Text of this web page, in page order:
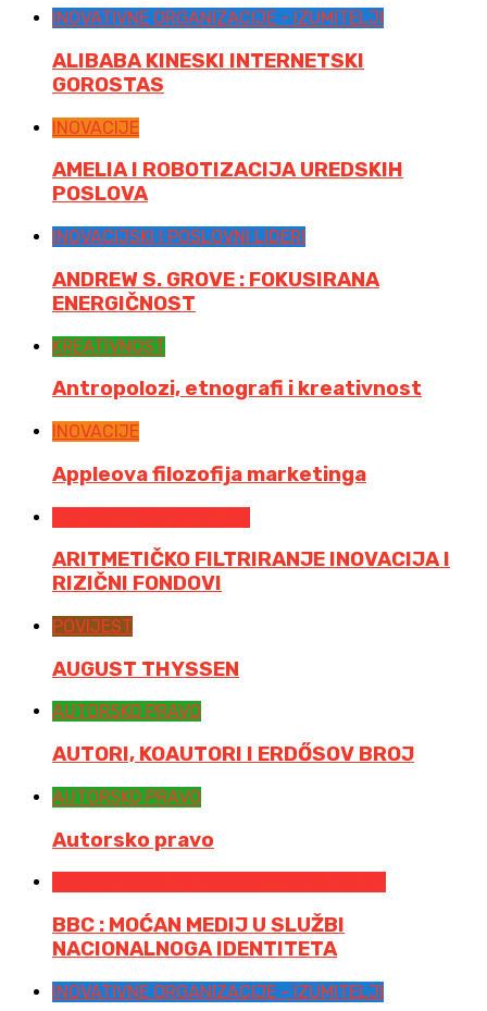
INOVATIVNE ORGANIZACIJE - IZUMITELJI
ALIBABA KINESKI INTERNETSKI
GOROSTAS
INOVACIJE
AMELIA I ROBOTIZACIJA UREDSKIH
POSLOVA
INOVACIJSKI I POSLOVNI LIDERI
ANDREW S. GROVE : FOKUSIRANA
ENERGIČNOST
KREATIVNOST
Antropolozi, etnografi i kreativnost
INOVACIJE
Appleova filozofija marketinga
ARITMETIČKO FILTRIRANJE INOVACIJA I
RIZIČNI FONDOVI
POVIJEST
AUGUST THYSSEN
AUTORSKO PRAVO
AUTORI, KOAUTORI I ERDŐSOV BROJ
AUTORSKO PRAVO
Autorsko pravo
BBC : MOĆAN MEDIJ U SLUŽBI
NACIONALNOGA IDENTITETA
INOVATIVNE ORGANIZACIJE - IZUMITELJI